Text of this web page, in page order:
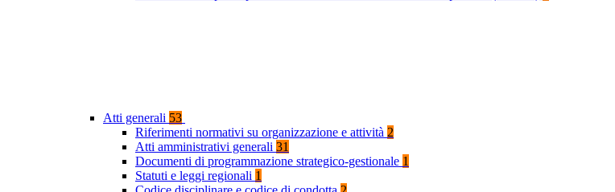
Atti generali 53
Riferimenti normativi su organizzazione e attività 2
Atti amministrativi generali 31
Documenti di programmazione strategico-gestionale 1
Statuti e leggi regionali 1